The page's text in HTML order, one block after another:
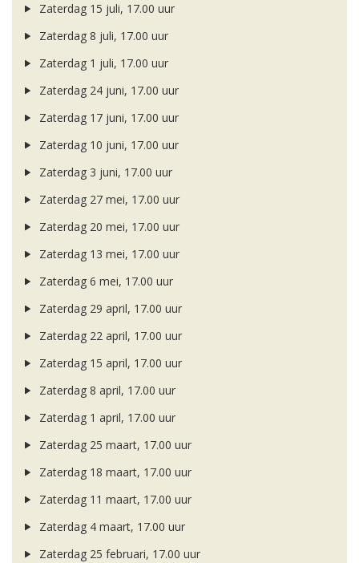
Zaterdag 15 juli, 17.00 uur
Zaterdag 8 juli, 17.00 uur
Zaterdag 1 juli, 17.00 uur
Zaterdag 24 juni, 17.00 uur
Zaterdag 17 juni, 17.00 uur
Zaterdag 10 juni, 17.00 uur
Zaterdag 3 juni, 17.00 uur
Zaterdag 27 mei, 17.00 uur
Zaterdag 20 mei, 17.00 uur
Zaterdag 13 mei, 17.00 uur
Zaterdag 6 mei, 17.00 uur
Zaterdag 29 april, 17.00 uur
Zaterdag 22 april, 17.00 uur
Zaterdag 15 april, 17.00 uur
Zaterdag 8 april, 17.00 uur
Zaterdag 1 april, 17.00 uur
Zaterdag 25 maart, 17.00 uur
Zaterdag 18 maart, 17.00 uur
Zaterdag 11 maart, 17.00 uur
Zaterdag 4 maart, 17.00 uur
Zaterdag 25 februari, 17.00 uur